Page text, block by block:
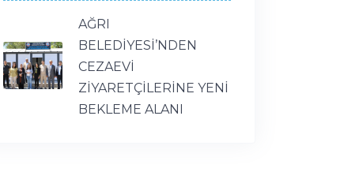
AĞRI
BELEDİYESİ’NDEN
CEZAEVİ
ZİYARETÇİLERİNE YENİ
BEKLEME ALANI